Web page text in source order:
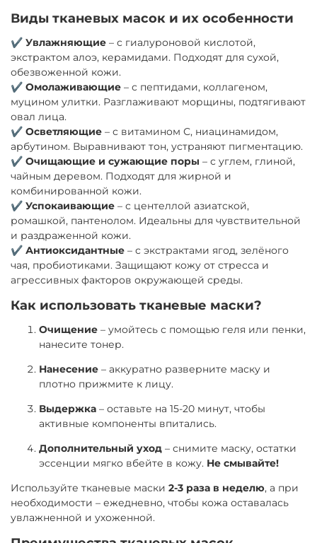
Виды тканевых масок и их особенности
✔ Увлажняющие – с гиалуроновой кислотой,
экстрактом алоэ, керамидами. Подходят для сухой,
обезвоженной кожи.
✔ Омолаживающие – с пептидами, коллагеном,
муцином улитки. Разглаживают морщины, подтягивают
овал лица.
✔ Осветляющие – с витамином С, ниацинамидом,
арбутином. Выравнивают тон, устраняют пигментацию.
✔ Очищающие и сужающие поры – с углем, глиной,
чайным деревом. Подходят для жирной и
комбинированной кожи.
✔ Успокаивающие – с центеллой азиатской,
ромашкой, пантенолом. Идеальны для чувствительной
и раздраженной кожи.
✔ Антиоксидантные – с экстрактами ягод, зелёного
чая, пробиотиками. Защищают кожу от стресса и
агрессивных факторов окружающей среды.
Как использовать тканевые маски?
Очищение – умойтесь с помощью геля или пенки,
нанесите тонер.
Нанесение – аккуратно разверните маску и
плотно прижмите к лицу.
Выдержка – оставьте на 15-20 минут, чтобы
активные компоненты впитались.
Дополнительный уход – снимите маску, остатки
эссенции мягко вбейте в кожу. Не смывайте!
Используйте тканевые маски 2-3 раза в неделю, а при
необходимости – ежедневно, чтобы кожа оставалась
увлажненной и ухоженной.